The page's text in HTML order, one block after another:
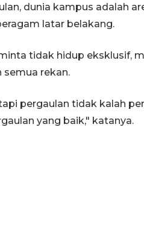
dunia kampus adalah
latar belakang.
tidak hidup eksklusif,
rekan.
pergaulan tidak kalah
yang baik," katanya.